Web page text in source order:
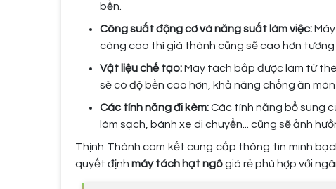
bền.
Công suất động cơ và năng suất làm việc:
càng cao thì giá thành cũng sẽ cao hơn tương
Vật liệu chế tạo:Máy tách bắp được làm từ
sẽ có độ bền cao hơn, khả năng chống ăn
Các tính năng đi kèm:Các tính năng bổ sung
làm sạch, bánh xe di chuyển... cũng sẽ ảnh
Thịnh Thành cam kết cung cấp thông tin minh
quyết định máy tách hạt ngôgiá rẻ phù hợp với